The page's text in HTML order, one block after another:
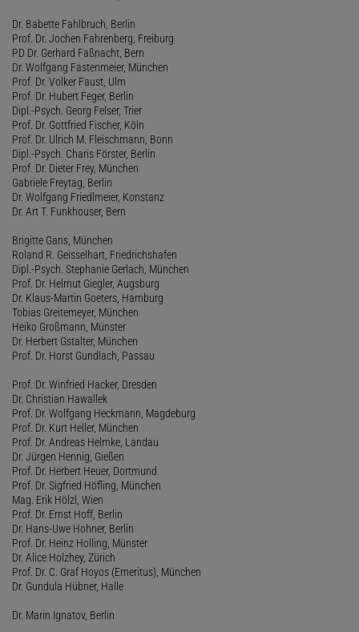
Dr. Babette Fahlbruch, Berlin
Prof. Dr. Jochen Fahrenberg, Freiburg
PD Dr. Gerhard Faßnacht, Bern
Dr. Wolfgang Fastenmeier, München
Prof. Dr. Volker Faust, Ulm
Prof. Dr. Hubert Feger, Berlin
Dipl.-Psych. Georg Felser, Trier
Prof. Dr. Gottfried Fischer, Köln
Prof. Dr. Ulrich M. Fleischmann, Bonn
Dipl.-Psych. Charis Förster, Berlin
Prof. Dr. Dieter Frey, München
Gabriele Freytag, Berlin
Dr. Wolfgang Friedlmeier, Konstanz
Dr. Art T. Funkhouser, Bern
Brigitte Gans, München
Roland R. Geisselhart, Friedrichshafen
Dipl.-Psych. Stephanie Gerlach, München
Prof. Dr. Helmut Giegler, Augsburg
Dr. Klaus-Martin Goeters, Hamburg
Tobias Greitemeyer, München
Heiko Großmann, Münster
Dr. Herbert Gstalter, München
Prof. Dr. Horst Gundlach, Passau
Prof. Dr. Winfried Hacker, Dresden
Dr. Christian Hawallek
Prof. Dr. Wolfgang Heckmann, Magdeburg
Prof. Dr. Kurt Heller, München
Prof. Dr. Andreas Helmke, Landau
Dr. Jürgen Hennig, Gießen
Prof. Dr. Herbert Heuer, Dortmund
Prof. Dr. Sigfried Höfling, München
Mag. Erik Hölzl, Wien
Prof. Dr. Ernst Hoff, Berlin
Dr. Hans-Uwe Hohner, Berlin
Prof. Dr. Heinz Holling, Münster
Dr. Alice Holzhey, Zürich
Prof. Dr. C. Graf Hoyos (Emeritus), München
Dr. Gundula Hübner, Halle
Dr. Marin Ignatov, Berlin